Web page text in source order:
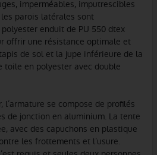
imperméables, imputrescibles
parois latérales sont
enduit de PU 550 dtex
offrir une résistance optimale et
de sol et la jupe inférieure de la
toile en polyester avec double
se compose de profilés
de jonction en aluminium. La tente
avec des capuchons en plastique
les frottements et l’usure.